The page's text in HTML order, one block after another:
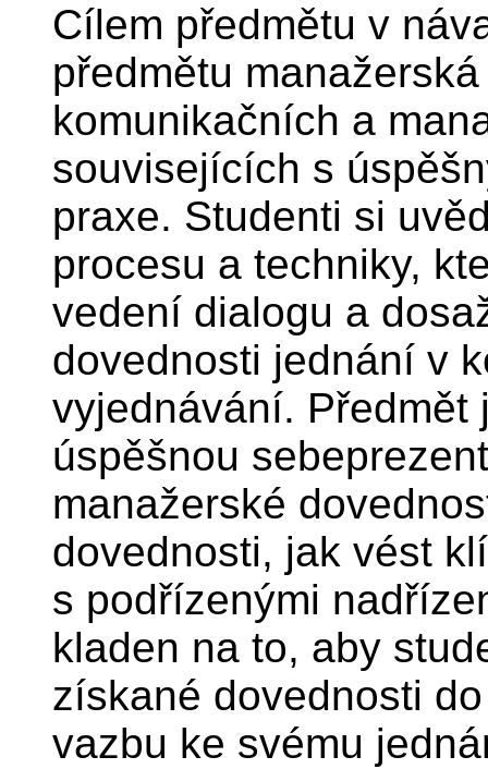
Cílem předmětu v
předmětu
komunikačních a
souvisejících s
praxe. Studenti si
procesu a techniky,
vedení dialogu a
dovednosti jednání v
vyjednávání. Předmět
úspěšnou
manažerské
dovednosti, jak vést
s podřízenými
kladen na to, aby
získané dovednosti
vazbu ke svému